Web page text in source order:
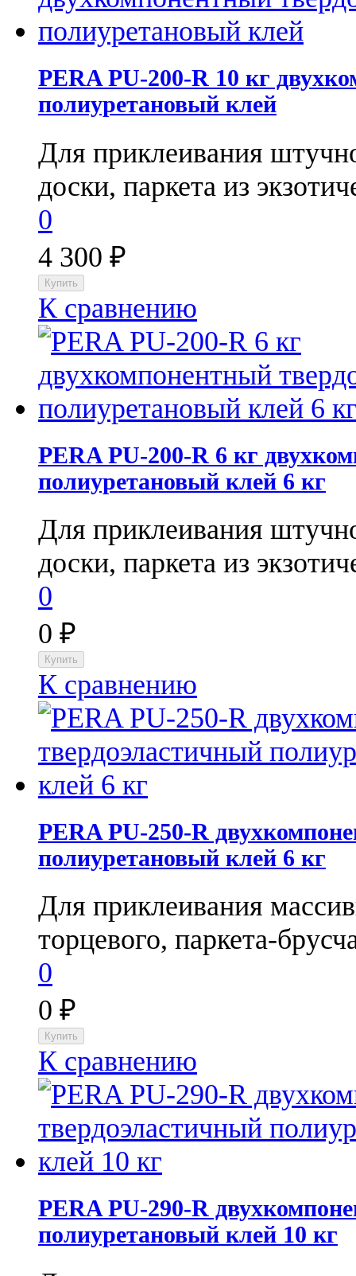
PERA PU-200-R​ 10 кг
полиуретановый клей
Для приклеивания
доски, паркета из
0
4 300 ₽
К сравнению
PERA PU-200-R​ 6 кг
полиуретановый клей 6 кг
Для приклеивания
доски, паркета из
0
0 ₽
К сравнению
PERA PU-250-R​
полиуретановый клей 6 кг
Для приклеивания
торцевого, паркета-
0
0 ₽
К сравнению
PERA PU-290-R​
полиуретановый клей 10 кг